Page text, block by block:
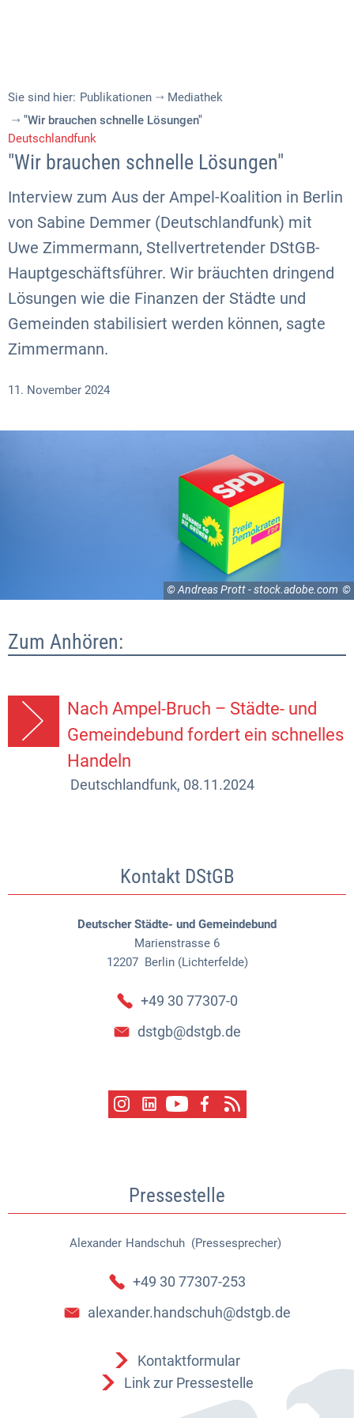
Sie sind hier: Publikationen
Mediathek
"Wir brauchen schnelle Lösungen"
Deutschlandfunk
"Wir brauchen schnelle Lösungen"
Interview zum Aus der Ampel-Koalition in Berlin
von Sabine Demmer (Deutschlandfunk) mit
Uwe Zimmermann, Stellvertretender DStGB-
Hauptgeschäftsführer. Wir bräuchten dringend
Lösungen wie die Finanzen der Städte und
Gemeinden stabilisiert werden können, sagte
Zimmermann.
11. November 2024
© Andreas Prott - stock.adobe.com
Zum Anhören:
Nach Ampel-Bruch – Städte- und
Gemeindebund fordert ein schnelles
Handeln
Deutschlandfunk, 08.11.2024
Kontakt DStGB
Deutscher Städte- und Gemeindebund
Marienstrasse 6
12207 Berlin (Lichterfelde)
+49 30 77307-0
dstgb@dstgb.de
Pressestelle
Alexander Handschuh (Pressesprecher)
Alexander Handschuh
+49 30 77307-253
alexander.handschuh@dstgb.de
Kontaktformular
Link zur Pressestelle